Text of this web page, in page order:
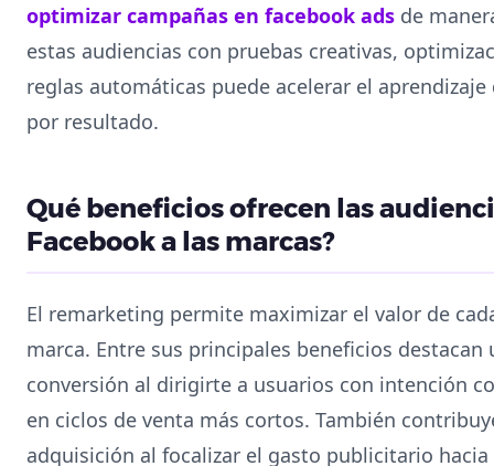
optimizar campañas en facebook ads de
estas audiencias con pruebas creativas,
reglas automáticas puede acelerar el
por resultado.
Qué beneficios ofrecen las
Facebook a las marcas?
El remarketing permite maximizar el valor de
marca. Entre sus principales beneficios
conversión al dirigirte a usuarios con intención
en ciclos de venta más cortos. También
adquisición al focalizar el gasto publicitario